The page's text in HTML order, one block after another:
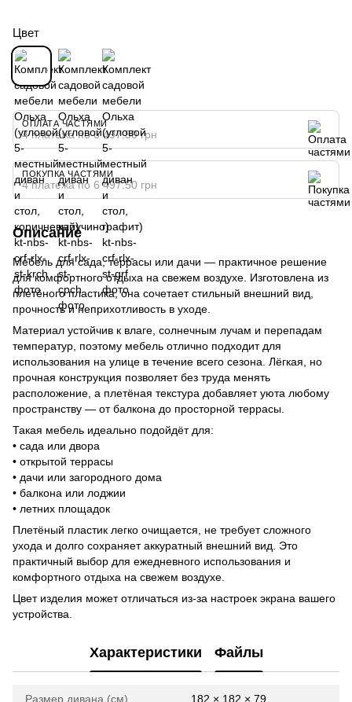
Цвет
ОПЛАТА ЧАСТЯМИ
4 платежа по 6 497.50 грн
ПОКУПКА ЧАСТЯМИ
4 платежа по 6 497.50 грн
Описание
Мебель для сада, террасы или дачи — практичное решение
для комфортного отдыха на свежем воздухе. Изготовлена из
плетёного пластика, она сочетает стильный внешний вид,
прочность и неприхотливость в уходе.
Материал устойчив к влаге, солнечным лучам и перепадам
температур, поэтому мебель отлично подходит для
использования на улице в течение всего сезона. Лёгкая, но
прочная конструкция позволяет без труда менять
расположение, а плетёная текстура добавляет уюта любому
пространству — от балкона до просторной террасы.
Такая мебель идеально подойдёт для:
• сада или двора
• открытой террасы
• дачи или загородного дома
• балкона или лоджии
• летних площадок
Плетёный пластик легко очищается, не требует сложного
ухода и долго сохраняет аккуратный внешний вид. Это
практичный выбор для ежедневного использования и
комфортного отдыха на свежем воздухе.
Цвет изделия может отличаться из-за настроек экрана вашего
устройства.
Характеристики Файлы
Размер дивана (см) 182 × 182 × 79